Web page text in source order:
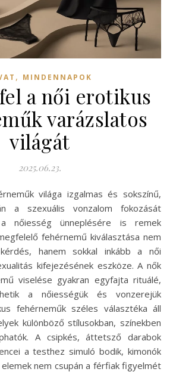
, MINDENNAPOK
a női erotikus
varázslatos
világát
2025.06.23.
a szexuális vonzalom fokozását
nőiesség ünneplésére is remek
fehérnemű kiválasztása nem
hanem sokkal inkább a női
kifejezésének eszköze. A nők
viselése gyakran egyfajta rituálé,
a nőiességük és vonzerejük
fehérneműk széles választéka áll
különböző stílusokban, színekben
A csipkés, áttetsző darabok
a testhez simuló bodik, kimonók
nem csupán a férfiak figyelmét